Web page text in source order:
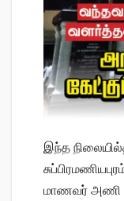
இந்த
மாணவர் அணி